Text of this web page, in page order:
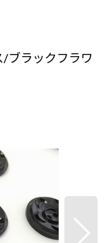
ブラックフラワ